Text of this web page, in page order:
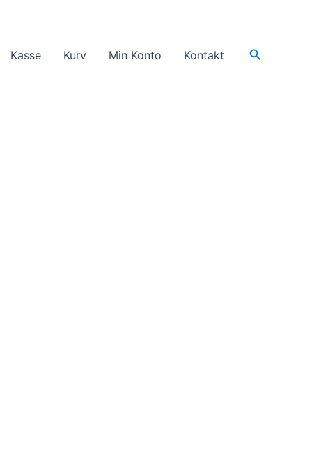
Kasse Kurv Min Konto Kontakt Søg